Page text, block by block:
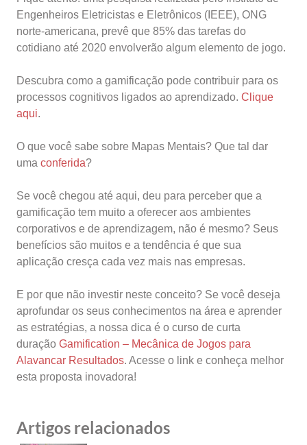
Engenheiros Eletricistas e Eletrônicos (IEEE), ONG
norte-americana, prevê que 85% das tarefas do
cotidiano até 2020 envolverão algum elemento de jogo.
Descubra como a gamificação pode contribuir para os
processos cognitivos ligados ao aprendizado. Clique
aqui.
O que você sabe sobre Mapas Mentais? Que tal dar
uma conferida?
Se você chegou até aqui, deu para perceber que a
gamificação tem muito a oferecer aos ambientes
corporativos e de aprendizagem, não é mesmo? Seus
benefícios são muitos e a tendência é que sua
aplicação cresça cada vez mais nas empresas.
E por que não investir neste conceito? Se você deseja
aprofundar os seus conhecimentos na área e aprender
as estratégias, a nossa dica é o curso de curta
duração Gamification – Mecânica de Jogos para
Alavancar Resultados. Acesse o link e conheça melhor
esta proposta inovadora!
Artigos relacionados